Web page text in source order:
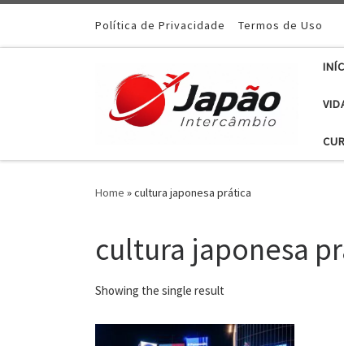
Política de Privacidade Termos de Uso
Home »cultura japonesa prática
cultura japonesa
Showing the single result